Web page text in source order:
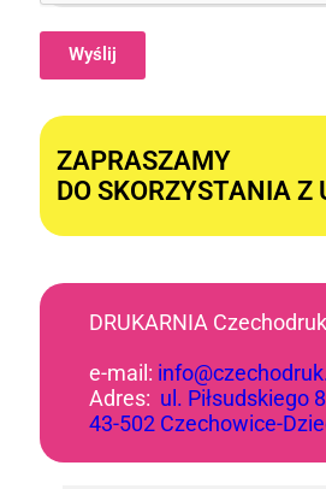
Wyślij
ZAPRASZAMY
DO SKORZYSTANIA Z
DRUKARNIA Czechodruk
e-mail:
Adres: ul. Piłsudskiego
43-502 Czechowice-